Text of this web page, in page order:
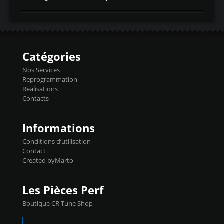
d'admissiontemp ex. pour atmo -30- 80°C
temperaturetemperature ldr moteurtemp
Injecteurs + Flashpro 1370€ TTC Le
précise et performante. Vous pourrez
basculer de la carto sans plomb à Ethanol à
l'aide du flashpro OPTION ECONOMIQUES
Reprog SP 98 sur le calculateur d'origine
450€ TTC Un gain d'environ 10cv et 15nm
Catégories
Nos Services
Reprogrammation
Realisations
Contacts
Informations
Conditions d’utilisation
Contact
Created byMarto
Les Pièces Perf
Boutique CR Tune Shop